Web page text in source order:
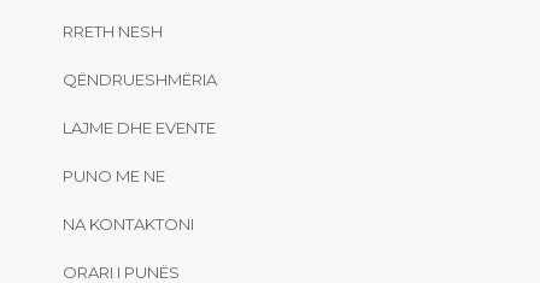
RRETH NESH
QËNDRUESHMËRIA
LAJME DHE EVENTE
PUNO ME NE
NA KONTAKTONI
ORARI I PUNËS